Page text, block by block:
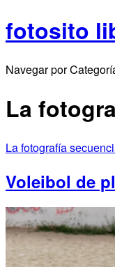
fotosito
Navegar por
La
La fotografía
Voleibol de